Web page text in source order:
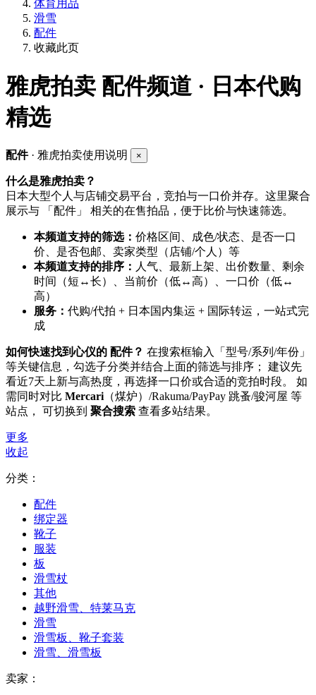
体育用品
滑雪
配件
收藏此页
雅虎拍卖 配件频道 · 日本代购
精选
配件· 雅虎拍卖使用说明 ×
什么是雅虎拍卖？
日本大型个人与店铺交易平台，竞拍与一口价并存。这里聚合
展示与 「配件」 相关的在售拍品，便于比价与快速筛选。
本频道支持的筛选： 价格区间、成色/状态、是否一口
价、是否包邮、卖家类型（店铺/个人）等
本频道支持的排序： 人气、最新上架、出价数量、剩余
时间（短↔长）、当前价（低↔高）、一口价（低↔
高）
服务： 代购/代拍 + 日本国内集运 + 国际转运，一站式完
成
如何快速找到心仪的 配件？ 在搜索框输入「型号/系列/年份」
等关键信息，勾选子分类并结合上面的筛选与排序； 建议先
看近7天上新与高热度，再选择一口价或合适的竞拍时段。 如
需同时对比 Mercari （煤炉）/Rakuma/PayPay 跳蚤/骏河屋 等
站点， 可切换到 聚合搜索 查看多站结果。
更多
收起
分类：
配件
绑定器
靴子
服装
板
滑雪杖
其他
越野滑雪、特莱马克
滑雪
滑雪板、靴子套装
滑雪、滑雪板
卖家：